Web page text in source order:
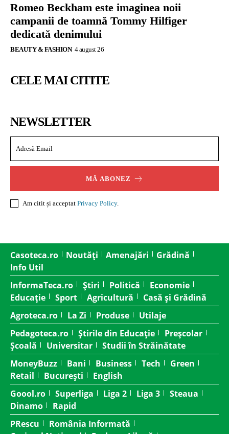
Romeo Beckham este imaginea noii
campanii de toamnă Tommy Hilfiger
dedicată denimului
BEAUTY & FASHION 4 august 26
CELE MAI CITITE
NEWSLETTER
MĂ ABONEZ
Am citit și acceptat Privacy Policy.
Casoteca.ro Noutăți Amenajări
Grădină
Info Util
InformaTeca.ro
Știri Politică
Economie
Educație
Sport Agricultură
Casă și Grădină
Agroteca.ro
La Zi Produse
Utilaje
Pedagoteca.ro
Știrile din Educație
Preșcolar
Școală
Universitar
Studii în Străinătate
MoneyBuzz
Bani Business Tech
Green
Retail
București
English
Goool.ro
Superliga Liga 2 Liga 3
Steaua
Dinamo
Rapid
PRescu
România Informată